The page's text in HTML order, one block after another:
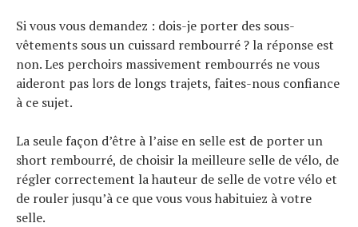
Si vous vous demandez : dois-je porter des sous-
vêtements sous un cuissard rembourré ? la réponse est
non. Les perchoirs massivement rembourrés ne vous
aideront pas lors de longs trajets, faites-nous confiance
à ce sujet.
La seule façon d’être à l’aise en selle est de porter un
short rembourré, de choisir la meilleure selle de vélo, de
régler correctement la hauteur de selle de votre vélo et
de rouler jusqu’à ce que vous vous habituiez à votre
selle.